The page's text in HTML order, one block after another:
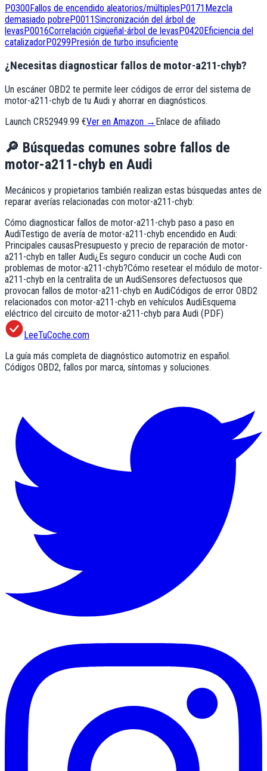
P0300 Fallos de encendido aleatorios/múltiples P0171 Mezcla
demasiado pobre P0011Sincronización del árbol de
levas P0016Correlación cigüeñal-árbol de levas P0420 Eficiencia del
catalizadorP0299 Presión de turbo insuficiente
¿Necesitas diagnosticar fallos de motor-a211-chyb?
Un escáner OBD2 te permite leer códigos de error del sistema de
motor-a211-chyb de tu Audi y ahorrar en diagnósticos.
Launch CR52949.99 €Ver en Amazon → Enlace de afiliado
🔎 Búsquedas comunes sobre fallos de
motor-a211-chyb en Audi
Mecánicos y propietarios también realizan estas búsquedas antes de
reparar averías relacionadas con motor-a211-chyb:
Cómo diagnosticar fallos de motor-a211-chyb paso a paso en
AudiTestigo de avería de motor-a211-chyb encendido en Audi:
Principales causasPresupuesto y precio de reparación de motor-
a211-chyb en taller Audi¿Es seguro conducir un coche Audi con
problemas de motor-a211-chyb?Cómo resetear el módulo de motor-
a211-chyb en la centralita de un AudiSensores defectuosos que
provocan fallos de motor-a211-chyb en AudiCódigos de error OBD2
relacionados con motor-a211-chyb en vehículos AudiEsquema
eléctrico del circuito de motor-a211-chyb para Audi (PDF)
LeeTuCoche.com
La guía más completa de diagnóstico automotriz en español.
Códigos OBD2, fallos por marca, síntomas y soluciones.